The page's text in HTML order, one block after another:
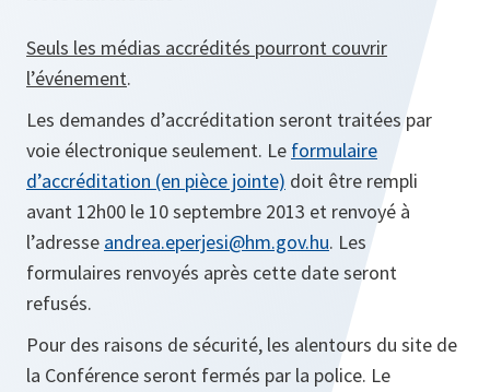
Seuls les médias accrédités pourront couvrir
l’événement.
Les demandes d’accréditation seront traitées par
voie électronique seulement. Le formulaire
d’accréditation (en pièce jointe) doit être rempli
avant 12h00 le 10 septembre 2013 et renvoyé à
l’adresse andrea.eperjesi@hm.gov.hu. Les
formulaires renvoyés après cette date seront
refusés.
Pour des raisons de sécurité, les alentours du site de
la Conférence seront fermés par la police. Le